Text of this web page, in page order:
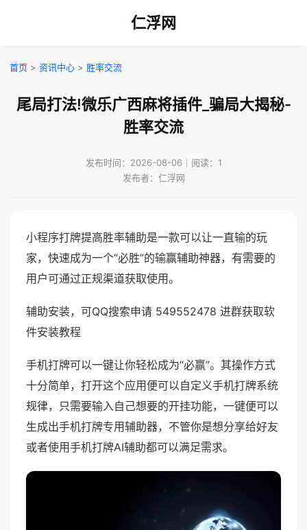
仁浮网
首页 > 资讯中心 > 胜率交流
尾局打法!微乐广西麻将插件_骗局大揭秘-
胜率交流
发布时间：2026-08-06｜阅读：1
发布者：仁浮网
小程序打牌提高胜率辅助是一款可以让一直输的玩
家，快速成为一个“必胜”的输赢辅助神器，有需要的
用户可通过正规渠道获取使用。
辅助安装，可QQ搜索申请 549552478 进群获取软
件安装教程
手机打牌可以一键让你轻松成为“必赢”。其操作方式
十分简单，打开这个应用便可以自定义手机打牌系统
规律，只需要输入自己想要的开挂功能，一键便可以
生成出手机打牌专用辅助器，不管你是想分享给好友
或者使用手机打牌AI辅助都可以满足需求。